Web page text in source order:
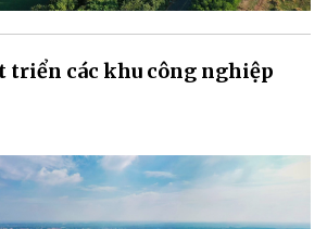
triển các khu công nghiệp